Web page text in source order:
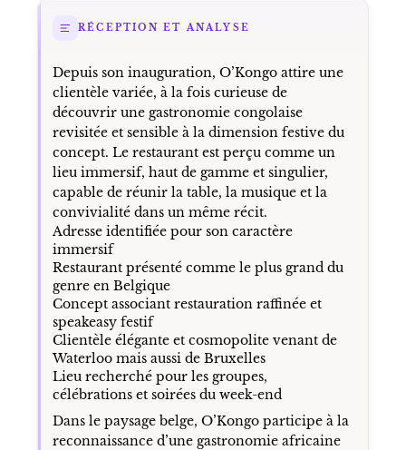
RÉCEPTION ET ANALYSE
Depuis son inauguration, O’Kongo attire une
clientèle variée, à la fois curieuse de
découvrir une gastronomie congolaise
revisitée et sensible à la dimension festive du
concept. Le restaurant est perçu comme un
lieu immersif, haut de gamme et singulier,
capable de réunir la table, la musique et la
convivialité dans un même récit.
Adresse identifiée pour son caractère
immersif
Restaurant présenté comme le plus grand du
genre en Belgique
Concept associant restauration raffinée et
speakeasy festif
Clientèle élégante et cosmopolite venant de
Waterloo mais aussi de Bruxelles
Lieu recherché pour les groupes,
célébrations et soirées du week-end
Dans le paysage belge, O’Kongo participe à la
reconnaissance d’une gastronomie africaine